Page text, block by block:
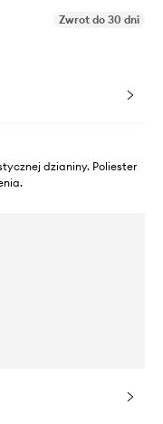
Zwrot do 30 dni
dzianiny. Poliester